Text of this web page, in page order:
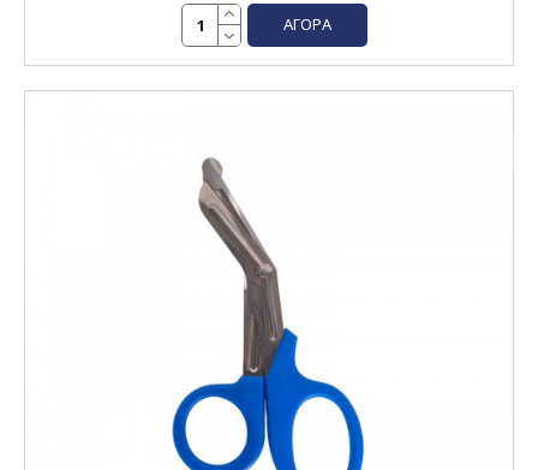
ΑΓΟΡΆ